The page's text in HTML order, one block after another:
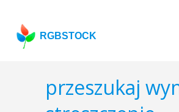
RGBSTOCK
przeszukaj